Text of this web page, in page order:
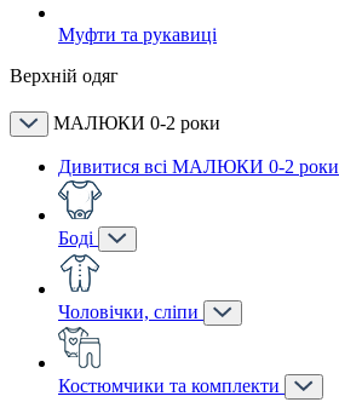
Муфти та рукавиці
Верхній одяг
МАЛЮКИ 0-2 роки
Дивитися всі МАЛЮКИ 0-2 роки
Боді
Чоловічки, сліпи
Костюмчики та комплекти